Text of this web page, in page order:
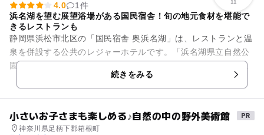
11
4.0
1件
浜名湖を望む展望浴場がある国民宿舎！旬の地元食材を堪能で
きるレストランも
静岡県浜松市北区の「国民宿舎 奥浜名湖」は、レストランと温
泉を併設する公共のレジャーホテルです。「浜名湖県立自然公
園」内の山間にあり、雄大な自然に包まれてゆったりと過ごせ
ます。井伊直虎ゆかりの「...続きをみる
小さいお子さまも楽しめる♪自然の中の野外美術館
神奈川県足柄下郡箱根町